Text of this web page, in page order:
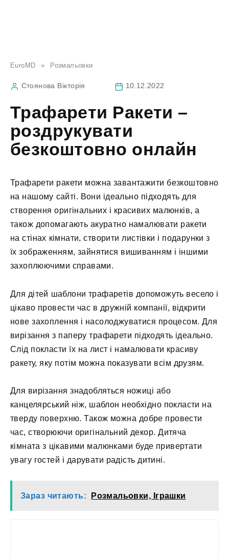
EuroMD » Розмальовки
Стоянова Вікторія 10.12.2022
Трафарети Ракети –
роздрукувати
безкоштовно онлайн
Трафарети ракети можна завантажити безкоштовно
на нашому сайті. Вони ідеально підходять для
створення оригінальних і красивих малюнків, а
також допомагають акуратно намалювати ракети
на стінах кімнати, створити листівки і подарунки з
їх зображенням, зайнятися вишиванням і іншими
захоплюючими справами.
Для дітей шаблони трафаретів допоможуть весело і
цікаво провести час в дружній компанії, відкрити
нове захоплення і насолоджуватися процесом. Для
вирізання з паперу трафарети підходять ідеально.
Слід покласти їх на лист і намалювати красиву
ракету, яку потім можна показувати всім друзям.
Для вирізання знадобляться ножиці або
канцелярський ніж, шаблон необхідно покласти на
тверду поверхню. Також можна добре провести
час, створюючи оригінальний декор. Дитяча
кімната з цікавими малюнками буде привертати
увагу гостей і дарувати радість дитині.
Зараз читають: Розмальовки, Іграшки